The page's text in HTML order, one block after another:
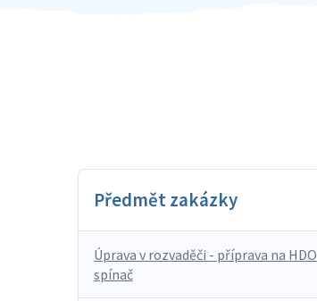
Předmět zakázky
Úprava v rozvaděči - příprava na HDO
spínač